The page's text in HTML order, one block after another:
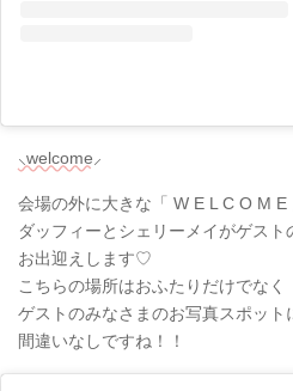
⸜welcome⸝
会場の外に大きな「 W E L C O M E
ダッフィーとシェリーメイがゲスト
お出迎えします♡
こちらの場所はおふたりだけでなく
ゲストのみなさまのお写真スポット
間違いなしですね！！